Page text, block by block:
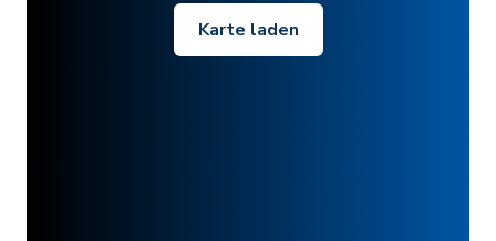
Karte laden